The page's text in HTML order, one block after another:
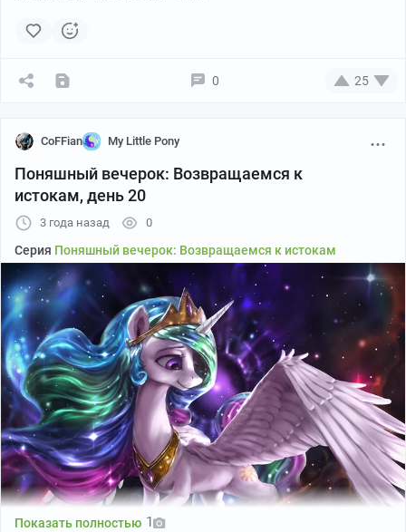
немного - это традиционная напоминалочка, что
совсем скоро начнется наш
Не забывайте вкусняшки, увидимся в20:00 МСК
0 25
CoFFian My Little Pony
Поняшный вечерок: Возвращаемся к
истокам, день 20
3 года назад 0
Серия Поняшный вечерок: Возвращаемся к истокам
Показать полностью 1